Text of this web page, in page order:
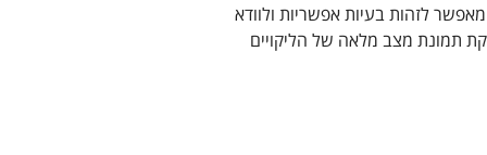
לזהות בעיות אפשריות ולוודא
תמונת מצב מלאה של הליקויים